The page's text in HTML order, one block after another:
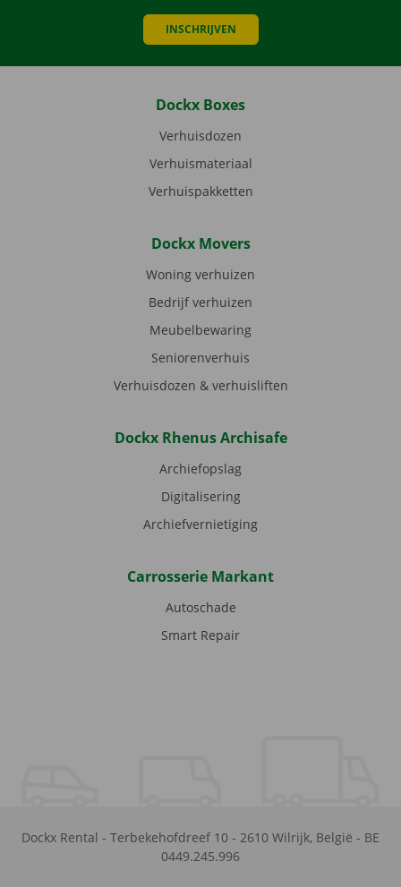
INSCHRIJVEN
Dockx Boxes
Verhuisdozen
Verhuismateriaal
Verhuispakketten
Dockx Movers
Woning verhuizen
Bedrijf verhuizen
Meubelbewaring
Seniorenverhuis
Verhuisdozen & verhuisliften
Dockx Rhenus Archisafe
Archiefopslag
Digitalisering
Archiefvernietiging
Carrosserie Markant
Autoschade
Smart Repair
Dockx Rental - Terbekehofdreef 10 - 2610 Wilrijk, België - BE
0449.245.996